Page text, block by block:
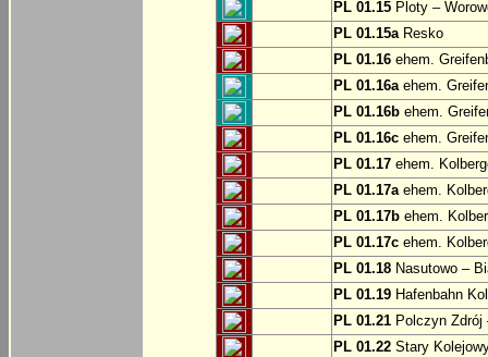
PL 01.15 Ploty –
PL 01.15aResko
PL 01.16 ehem.
PL 01.16aehem.
PL 01.16b ehem.
PL 01.16c ehem.
PL 01.17 ehem.
PL 01.17aehem.
PL 01.17b ehem.
PL 01.17c ehem.
PL 01.18 Nasutowo –
PL 01.19 Hafenbahn
PL 01.21 Polczyn
PL 01.22 Stary